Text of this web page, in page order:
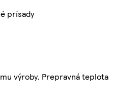
prísady
výroby. Prepravná teplota